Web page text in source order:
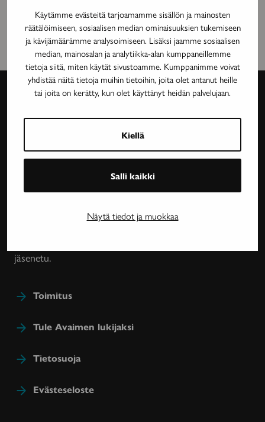
Käytämme evästeitä tarjoamamme sisällön ja mainosten
räätälöimiseen, sosiaalisen median ominaisuuksien tukemiseen
ja kävijämäärämme analysoimiseen. Lisäksi jaamme sosiaalisen
median, mainosalan ja analytiikka-alan kumppaneillemme
tietoja siitä, miten käytät sivustoamme. Kumppanimme voivat
yhdistää näitä tietoja muihin tietoihin, joita olet antanut heille
tai joita on kerätty, kun olet käyttänyt heidän palvelujaan.
Kiellä
Salli kaikki
Näytä tiedot ja muokkaa
Avain-
Neurologinen aikakauslehti Avain tarjoaa luotettavaa
ja asiantuntevaa tietoa MS-taudin, neurologisten
harvinaissairauksien ja essentiaalisen vapinan
sairastavien sosiaaliturvasta. Avain-lehteä julkaisee
jäsenetu.
Toimitus
Tule Avaimen lukijaksi
Tietosuoja
Evästeseloste